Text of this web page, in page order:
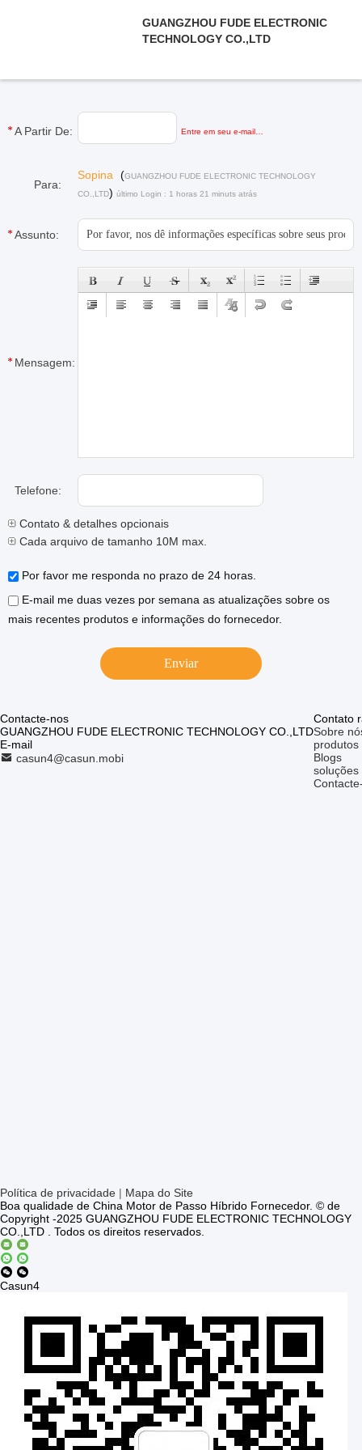
GUANGZHOU FUDE ELECTRONIC
TECHNOLOGY CO.,LTD
A Partir De: Entre em seu e-mail…
Para:
Sopina (GUANGZHOU FUDE ELECTRONIC TECHNOLOGY
CO.,LTD) último Login : 1 horas 21 minuts atrás
Assunto:
Mensagem:
Telefone:
Contato & detalhes opcionais
Cada arquivo de tamanho 10M max.
Por favor me responda no prazo de 24 horas.
E-mail me duas vezes por semana as atualizações sobre os
mais recentes produtos e informações do fornecedor.
Contacte-nos
GUANGZHOU FUDE ELECTRONIC TECHNOLOGY CO.,LTD
E-mail
casun4@casun.mobi
Contato
Sobre
produtos
Blogs
soluções
Política de privacidade | Mapa do Site
Boa qualidade de China Motor de Passo Híbrido Fornecedor. © de
Copyright -2025 GUANGZHOU FUDE ELECTRONIC TECHNOLOGY
CO.,LTD . Todos os direitos reservados.
Casun4